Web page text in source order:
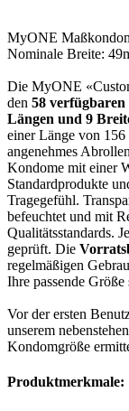
MyONE
Nominale Breite:
Die MyONE
den 58 verfügbaren
Längen und 9
einer Länge von
angenehmes
Kondome mit einer
Standardprodukte
Tragegefühl.
befeuchtet und mit
Qualitätsstandards.
geprüft. Die
regelmäßigen
Ihre passende
Vor der ersten
unserem
Kondomgröße
Produktmerkmale: